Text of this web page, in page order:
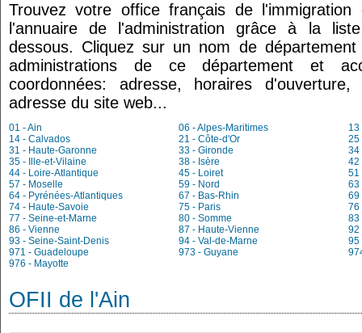
Trouvez votre office français de
l'annuaire de l'administration grâce à la
dessous. Cliquez sur un nom de
administrations de ce département et
coordonnées: adresse, horaires
adresse du site web...
01 - Ain 06 - Alpes-Maritimes
13
14 - Calvados
21 - Côte-d'Or
25
31 - Haute-Garonne
33 - Gironde
34
35 - Ille-et-Vilaine
38 - Isère
42
44 - Loire-Atlantique
45 - Loiret
51
57 - Moselle
59 - Nord
63
64 - Pyrénées-Atlantiques
67 - Bas-Rhin
69
74 - Haute-Savoie
75 - Paris
76
77 - Seine-et-Marne
80 - Somme
83
86 - Vienne
87 - Haute-Vienne
92
93 - Seine-Saint-Denis
94 - Val-de-Marne
95
971 - Guadeloupe
973 - Guyane
976 - Mayotte
OFII de l'Ain